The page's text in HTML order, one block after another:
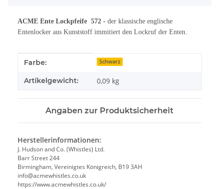
ACME Ente Lockpfeife 572 - der klassische englische
Entenlocker aus Kunststoff immitiert den Lockruf der Enten.
Produkteigenschaft
Wert
Farbe: Schwarz
Artikelgewicht: 0,09 kg
Angaben zur Produktsicherheit
Herstellerinformationen:
J. Hudson and Co. (Whistles) Ltd.
Barr Street 244
Birmingham, Vereinigtes Königreich, B19 3AH
info@acmewhistles.co.uk
https://www.acmewhistles.co.uk/